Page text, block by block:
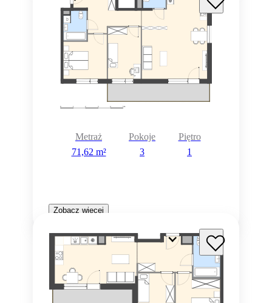
Metraż
71,62 m²
Pokoje
3
Piętro
1
Zobacz więcej